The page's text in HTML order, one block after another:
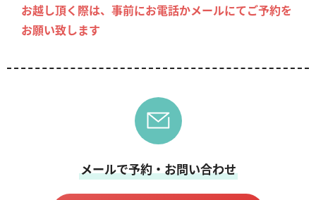
お越し頂く際は、事前にお電話かメールにてご予約を
お願い致します
メールで予約・お問い合わせ